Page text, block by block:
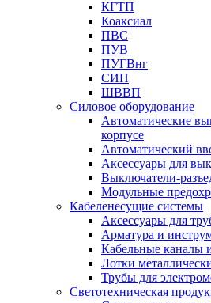
КГТП
Коаксиал
ПВС
ПУВ
ПУГВнг
СИП
ШВВП
Силовое оборудование
Автоматические
корпусе
Автоматический
Аксессуары для
Выключатели-
Модульные
Кабеленесущие системы
Аксессуары для
Арматура и
Кабельные каналы
Лотки
Трубы для
Светотехническая